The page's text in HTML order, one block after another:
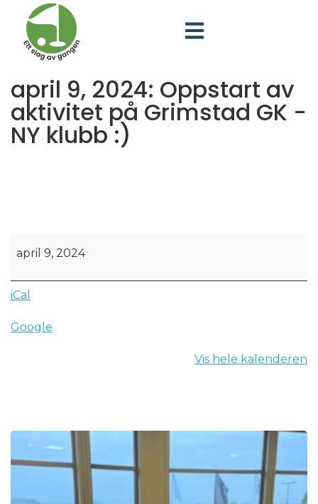
april 9, 2024: Oppstart av
aktivitet på Grimstad GK -
NY klubb :)
april 9, 2024
iCal
Google
Vis hele kalenderen